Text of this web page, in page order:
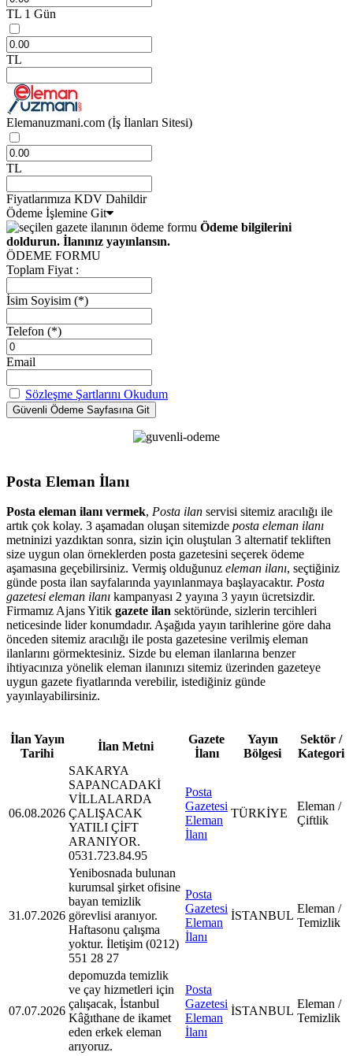
TL 1 Gün
TL
Elemanuzmani.com (İş İlanları Sitesi)
TL
Fiyatlarımıza KDV Dahildir
Ödeme İşlemine Git
Ödeme bilgilerini
doldurun. İlanınız yayınlansın.
ÖDEME FORMU
Toplam Fiyat :
İsim Soyisim (*)
Telefon (*)
Email
Sözleşme Şartlarını Okudum
Posta Eleman İlanı
Posta eleman ilanı vermek, Posta ilan servisi sitemiz aracılığı ile
artık çok kolay. 3 aşamadan oluşan sitemizde posta eleman ilanı
metninizi yazdıktan sonra, sizin için oluştulan 3 alternatif tekliften
size uygun olan örneklerden posta gazetesini seçerek ödeme
aşamasına geçebilirsiniz. Vermiş olduğunuz eleman ilanı, seçtiğiniz
günde posta ilan sayfalarında yayınlanmaya başlayacaktır. Posta
gazetesi eleman ilanı kampanyası 2 yayına 3 yayın ücretsizdir.
Firmamız Ajans Yitik gazete ilan sektöründe, sizlerin tercihleri
neticesinde lider konumdadır. Aşağıda yayın tarihlerine göre daha
önceden sitemiz aracılığı ile posta gazetesine verilmiş eleman
ilanlarını görmektesiniz. Sizde bu eleman ilanlarına benzer
ihtiyacınıza yönelik eleman ilanınızı sitemiz üzerinden gazeteye
uygun gazete fiyatlarında verebilir, istediğiniz günde
yayınlayabilirsiniz.
İlan Yayın
Tarihi
İlan Metni
Gazete
İlanı
Yayın
Bölgesi
Sektör /
Kategori
06.08.2026
SAKARYA
SAPANCADAKİ
VİLLALARDA
ÇALIŞACAK
YATILI ÇİFT
ARANIYOR.
0531.723.84.95
Posta
Gazetesi
Eleman
İlanı
TÜRKİYE
Eleman /
Çiftlik
31.07.2026
Yenibosnada bulunan
kurumsal şirket ofisine
bayan temizlik
görevlisi aranıyor.
Haftasonu çalışma
yoktur. İletişim (0212)
551 28 27
Posta
Gazetesi
Eleman
İlanı
İSTANBUL
Eleman /
Temizlik
07.07.2026
depomuzda temizlik
ve çay hizmetleri için
çalışacak, İstanbul
Kâğıthane de ikamet
eden erkek eleman
arıyoruz.
Posta
Gazetesi
Eleman
İlanı
İSTANBUL
Eleman /
Temizlik